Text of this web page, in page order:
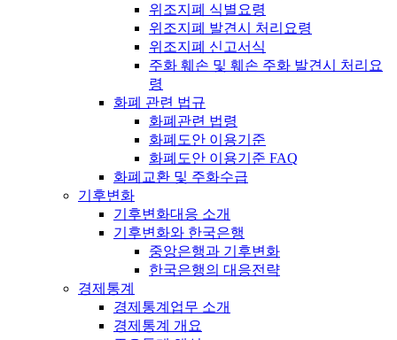
위조지폐 식별요령
위조지폐 발견시 처리요령
위조지폐 신고서식
주화 훼손 및 훼손 주화 발견시 처리요
령
화폐 관련 법규
화폐관련 법령
화폐도안 이용기준
화폐도안 이용기준 FAQ
화폐교환 및 주화수급
기후변화
기후변화대응 소개
기후변화와 한국은행
중앙은행과 기후변화
한국은행의 대응전략
경제통계
경제통계업무 소개
경제통계 개요